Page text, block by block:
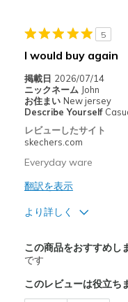
Casual Wear
Width
Sizing
5
I would buy again
掲載日 2026/07/14
ニックネーム John
お住まい New jersey
Describe Yourself
レビューしたサイト
skechers.com
Everyday ware
翻訳を表示
より詳しく
Comfortable
以下に最適
この商品をおすすめし
です
このレビューは役立ち